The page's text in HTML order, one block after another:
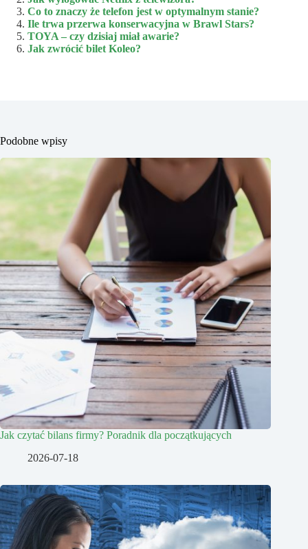
Co to znaczy że telefon jest w optymalnym stanie?
Ile trwa przerwa konserwacyjna w Brawl Stars?
TOYA – czy dzisiaj miał awarie?
Jak zwrócić bilet Koleo?
Podobne wpisy
Jak czytać bilans firmy? Poradnik dla początkujących
2026-07-18